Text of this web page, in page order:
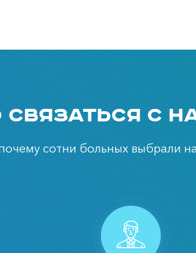
с
сотни больных выбрали